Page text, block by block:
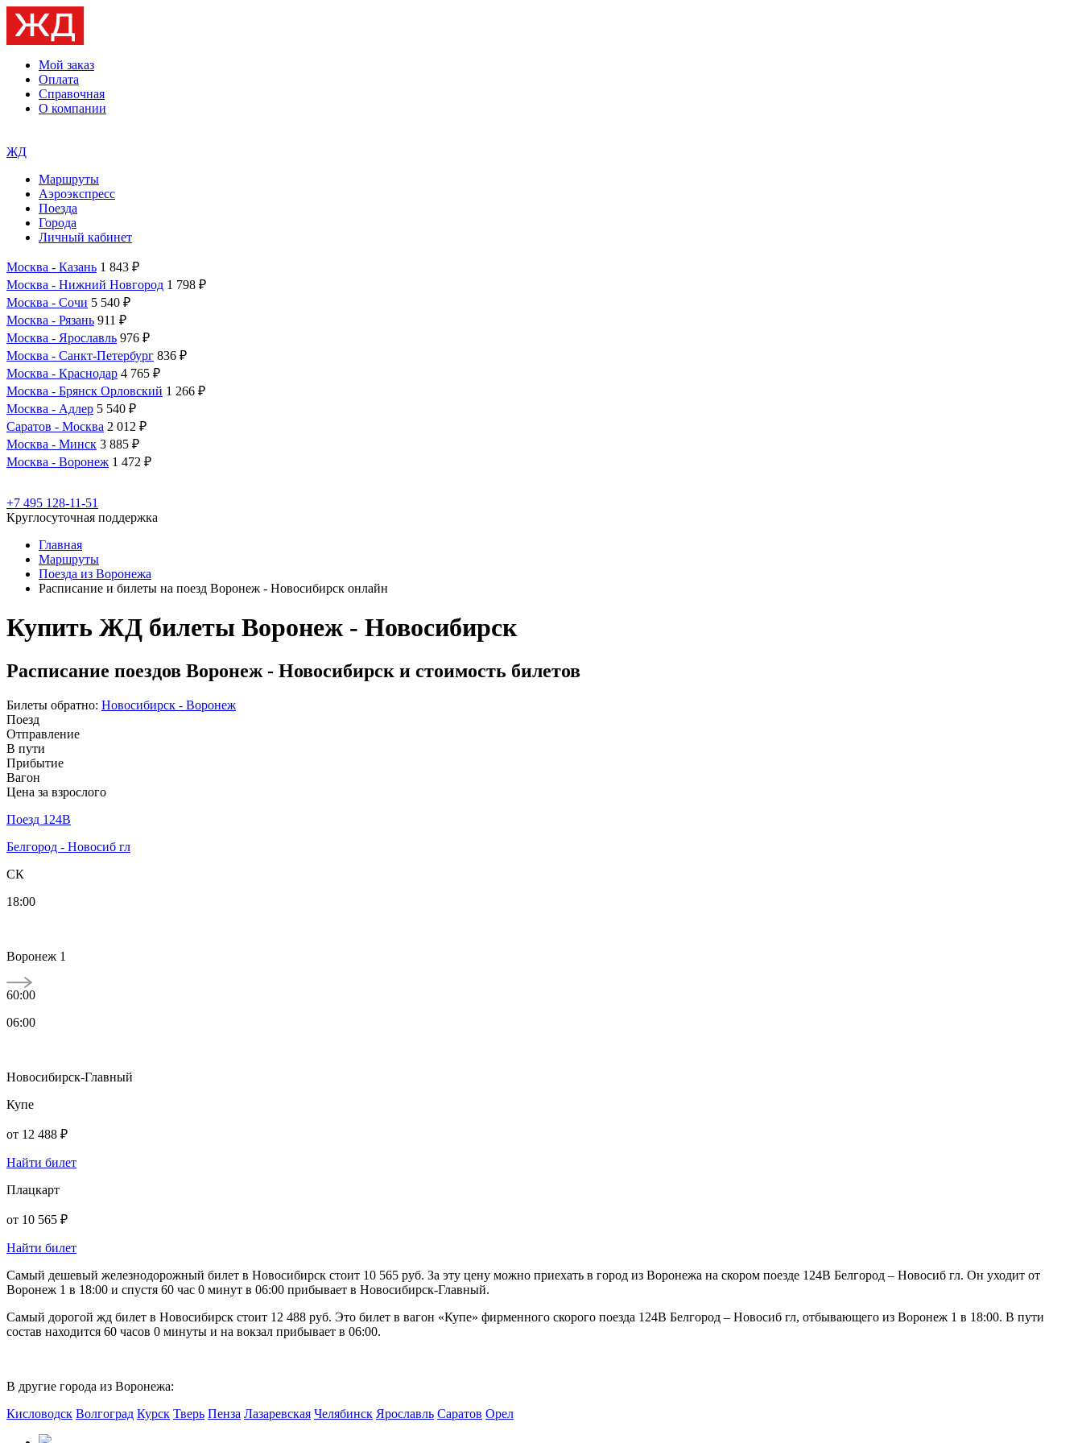
Мой заказ
Оплата
Справочная
О компании
ЖД
Маршруты
Аэроэкспресс
Поезда
Города
Личный кабинет
Москва - Казань 1 843 ₽
Москва - Нижний Новгород 1 798 ₽
Москва - Сочи 5 540 ₽
Москва - Рязань 911 ₽
Москва - Ярославль 976 ₽
Москва - Санкт-Петербург 836 ₽
Москва - Краснодар 4 765 ₽
Москва - Брянск Орловский 1 266 ₽
Москва - Адлер 5 540 ₽
Саратов - Москва 2 012 ₽
Москва - Минск 3 885 ₽
Москва - Воронеж 1 472 ₽
+7 495 128-11-51
Круглосуточная поддержка
Главная
Маршруты
Поезда из Воронежа
Расписание и билеты на поезд Воронеж - Новосибирск онлайн
Купить ЖД билеты Воронеж - Новосибирск
Расписание поездов Воронеж - Новосибирск и стоимость билетов
Билеты обратно: Новосибирск - Воронеж
Поезд
Отправление
В пути
Прибытие
Вагон
Цена за взрослого
Поезд 124В
Белгород - Новосиб гл
СК
18:00
Воронеж 1
60:00
06:00
Новосибирск-Главный
Купе
от 12 488 ₽
Найти билет
Плацкарт
от 10 565 ₽
Найти билет
Самый дешевый железнодорожный билет в Новосибирск стоит 10 565 руб. За эту цену можно приехать в город из Воронежа на скором поезде 124В Белгород – Новосиб гл. Он уходит от
Воронеж 1 в 18:00 и спустя 60 час 0 минут в 06:00 прибывает в Новосибирск-Главный.
Самый дорогой жд билет в Новосибирск стоит 12 488 руб. Это билет в вагон «Купе» фирменного скорого поезда 124В Белгород – Новосиб гл, отбывающего из Воронеж 1 в 18:00. В пути
состав находится 60 часов 0 минуты и на вокзал прибывает в 06:00.
В другие города из Воронежа:
Кисловодск Волгоград Курск Тверь Пенза Лазаревская Челябинск Ярославль Саратов Орел